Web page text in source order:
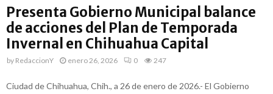
Presenta Gobierno Municipal balance
de acciones del Plan de Temporada
Invernal en Chihuahua Capital
by RedaccionY enero 26, 2026 0 247
Ciudad de Chihuahua, Chih., a 26 de enero de 2026.- El Gobierno